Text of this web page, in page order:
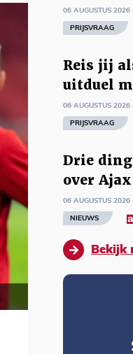
06 AUGUSTUS 2026
PRIJSVRAAG
Reis jij
uitduel
06 AUGUSTUS 2026
PRIJSVRAAG
Drie
over
06 AUGUSTUS 2026
NIEUWS
Bekijk